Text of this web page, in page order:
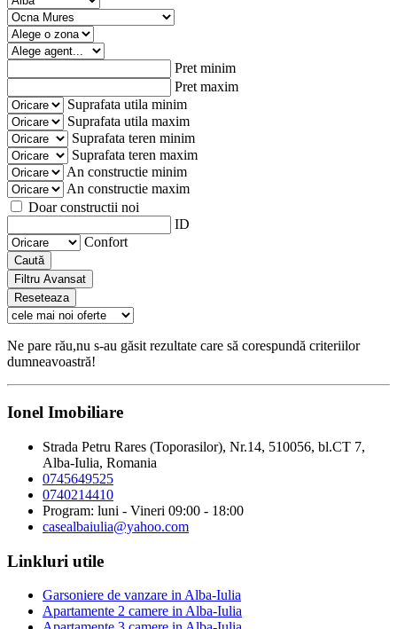
Pret minim
Pret maxim
Suprafata utila minim
Suprafata utila maxim
Suprafata teren minim
Suprafata teren maxim
An constructie minim
An constructie maxim
Doar constructii noi
ID
Confort
Caută
Filtru Avansat
Reseteaza
Ne pare rău,nu s-au găsit rezultate care să corespundă criteriilor
dumneavoastră!
Ionel Imobiliare
Strada Petru Rares (Toporasilor), Nr.14, 510056, bl.CT 7,
Alba-Iulia, Romania
0745649525
0740214410
Program: luni - Vineri 09:00 - 18:00
casealbaiulia@yahoo.com
Linkluri utile
Garsoniere de vanzare in Alba-Iulia
Apartamente 2 camere in Alba-Iulia